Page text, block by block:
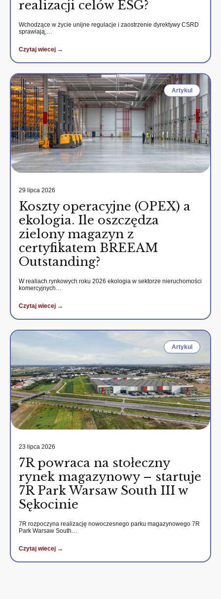
realizacji celów ESG?
Wchodzące w życie unijne regulacje i zaostrzenie dyrektywy CSRD
sprawiają,…
Czytaj wiecej →
Artykul
29 lipca 2026
Koszty operacyjne (OPEX) a
ekologia. Ile oszczędza
zielony magazyn z
certyfikatem BREEAM
Outstanding?
W realiach rynkowych roku 2026 ekologia w sektorze nieruchomości
komercyjnych…
Czytaj wiecej →
Artykul
23 lipca 2026
7R powraca na stołeczny
rynek magazynowy – startuje
7R Park Warsaw South III w
Sękocinie
7R rozpoczyna realizację nowoczesnego parku magazynowego 7R
Park Warsaw South…
Czytaj wiecej →